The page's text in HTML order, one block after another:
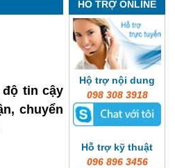
tin cậy
chuyển
HỖ TRỢ ONLINE
Hộ trợ nội dung
098 308 3918
Hỗ trợ kỹ thuật
096 896 3456